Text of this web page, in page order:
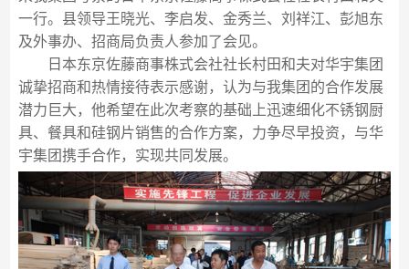
一行。县领导王晓光、李启发、金秀兰、刘祥江、彭旭东
及外事办、招商局负责人参加了会见。
日本东京佐藤商事株式会社社长村田和夫对华宇集团
诚挚招商和热情接待表示感谢，认为与我集团的合作发展
潜力巨大，他希望在此次考察的基础上迅速细化不锈钢厨
具、餐具和硅钢片销售的合作方案，力争尽早投资，与华
宇集团携手合作，实现共同发展。